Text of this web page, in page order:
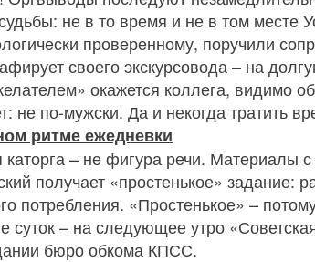
не в то время и не в том месте
проверенному, поручили
своего экскурсовода – на
окажется коллега, видимо
не по-мужски. Да и некогда тратить
ритме ежедневки
каторга – не фигура речи. Материалы
получает «простенькое» задание:
потребления. «Простенькое» –
суток – на следующее утро
бюро обкома КПСС.